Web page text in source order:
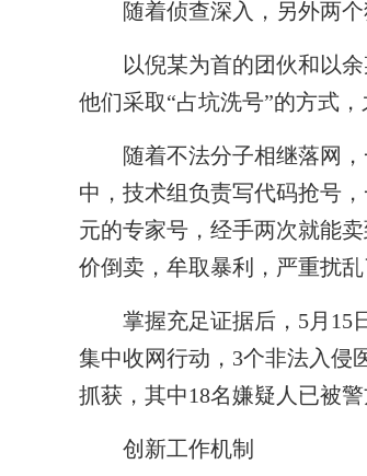
随着侦查深入，另外两个
以倪某为首的团伙和以余
他们采取“占坑洗号”的方式
随着不法分子相继落网，
中，技术组负责写代码抢号
元的专家号，经手两次就能
价倒卖，牟取暴利，严重扰
掌握充足证据后，5月15日
集中收网行动，3个非法入侵
抓获，其中18名嫌疑人已被警
创新工作机制